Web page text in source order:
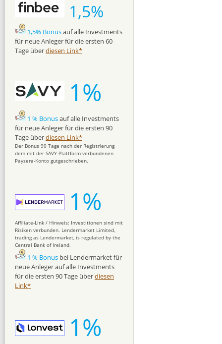
1,5%
1,5% Bonusauf alle Investments
für neue Anleger für die ersten 60
Tage überdiesen Link*
1%
1 % Bonusauf alle Investments
für neue Anleger für die ersten 90
Tage überdiesen Link*
Der Bonus 90 Tage nach der Registrierung
dem mit der SAVY-Plattform verbundenen
Paysera-Konto gutgeschrieben.
1%
Affiliate-Link / Hinweis: Investitionen sind mit
Risiken verbunden. Lendermarket Limited,
trading as Lendermarket, is regulated by the
Central Bank of Ireland.
1 % Bonus bei Lendermarket für
neue Anleger auf alle Investments
für die ersten 90 Tage überdiesen
Link*
1%